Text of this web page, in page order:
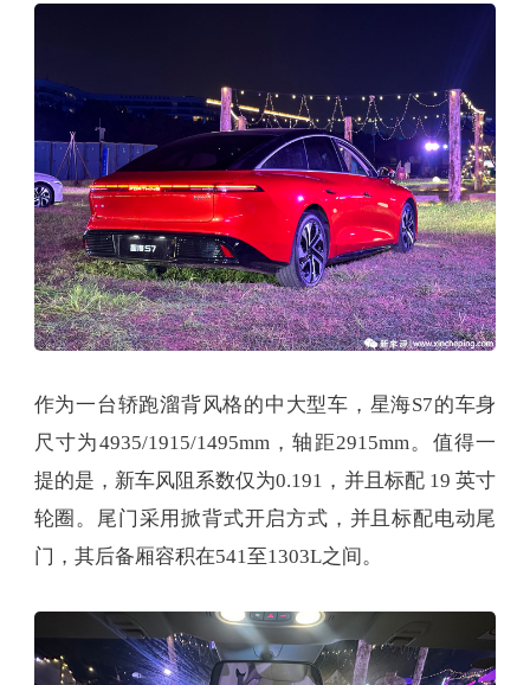
作为一台轿跑溜背风格的中大型车，星海S7的车身
尺寸为4935/1915/1495mm，轴距2915mm。值得一
提的是，新车风阻系数仅为0.191，并且标配 19 英寸
轮圈。尾门采用掀背式开启方式，并且标配电动尾
门，其后备厢容积在541至1303L之间。